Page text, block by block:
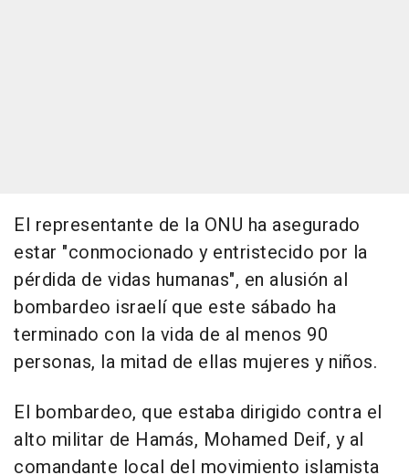
El representante de la ONU ha asegurado
estar "conmocionado y entristecido por la
pérdida de vidas humanas", en alusión al
bombardeo israelí que este sábado ha
terminado con la vida de al menos 90
personas, la mitad de ellas mujeres y niños.
El bombardeo, que estaba dirigido contra el
alto militar de Hamás, Mohamed Deif, y al
comandante local del movimiento islamista